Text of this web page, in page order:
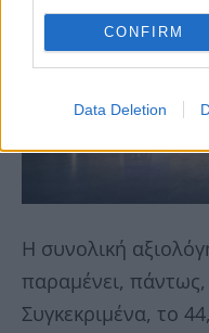
CONFIRM
Data Deletion
Η συνολική
παραμένει,
Συγκεκριμένα, το